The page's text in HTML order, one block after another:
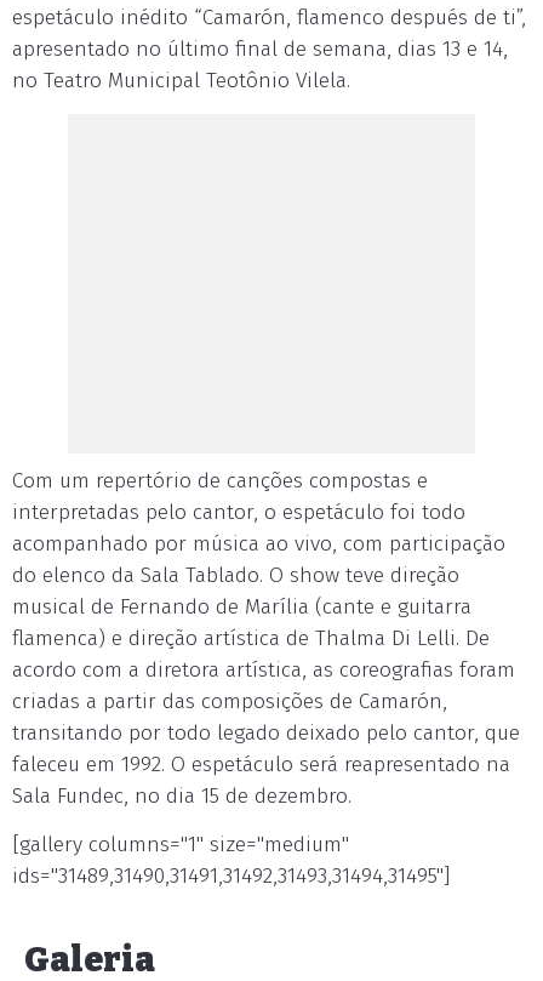
espetáculo inédito “Camarón, flamenco después de ti”,
apresentado no último final de semana, dias 13 e 14,
no Teatro Municipal Teotônio Vilela.
Com um repertório de canções compostas e
interpretadas pelo cantor, o espetáculo foi todo
acompanhado por música ao vivo, com participação
do elenco da Sala Tablado. O show teve direção
musical de Fernando de Marília (cante e guitarra
flamenca) e direção artística de Thalma Di Lelli. De
acordo com a diretora artística, as coreografias foram
criadas a partir das composições de Camarón,
transitando por todo legado deixado pelo cantor, que
faleceu em 1992. O espetáculo será reapresentado na
Sala Fundec, no dia 15 de dezembro.
[gallery columns="1" size="medium"
ids="31489,31490,31491,31492,31493,31494,31495"]
Galeria